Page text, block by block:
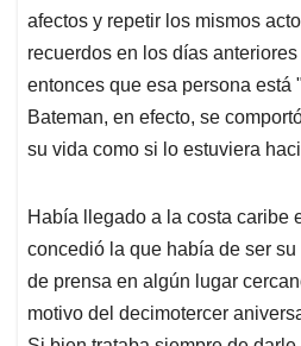
afectos y repetir los mismos
recuerdos en los días
entonces que esa persona está
Bateman, en efecto, se
su vida como si lo estuviera
Había llegado a la costa caribe
concedió la que había de ser
de prensa en algún lugar
motivo del decimotercer